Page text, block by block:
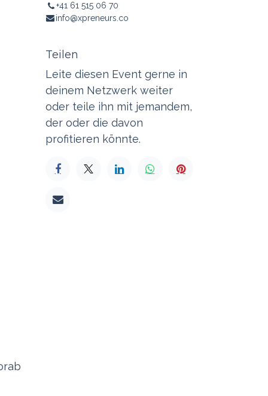
+41 61 515 06 70
info@xpreneurs.co
Teilen
Leite diesen Event gerne in
deinem Netzwerk weiter
oder teile ihn mit jemandem,
der oder die davon
profitieren könnte.